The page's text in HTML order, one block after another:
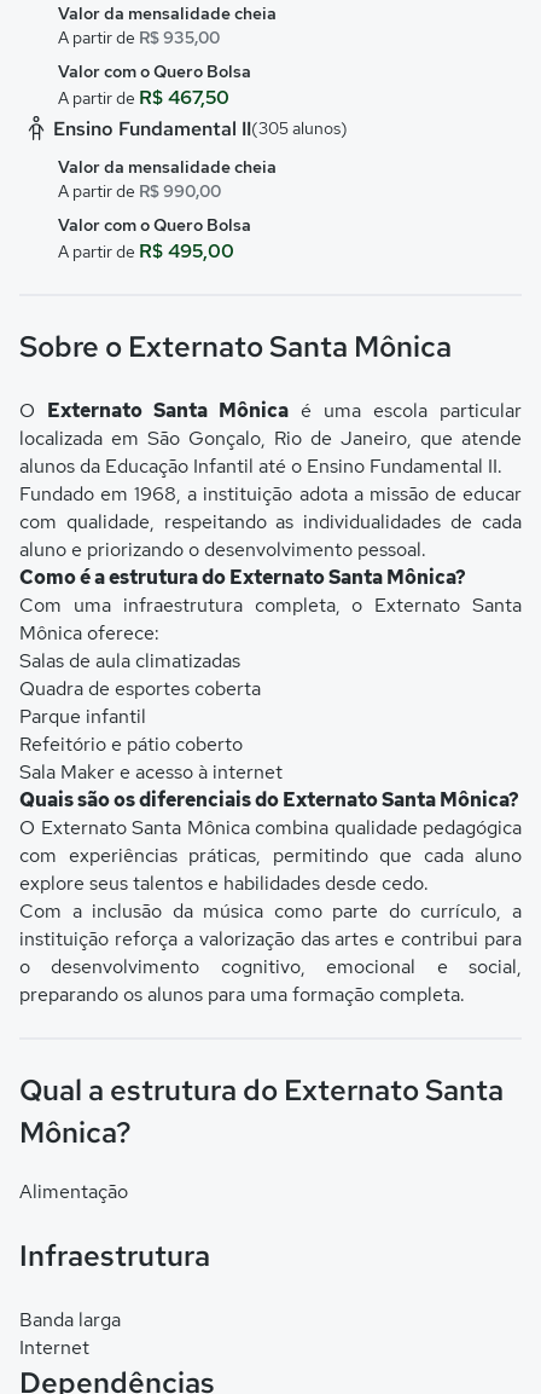
Valor da mensalidade cheia
A partir de R$ 935,00
Valor com o Quero Bolsa
A partir de R$ 467,50
Ensino Fundamental II(305 alunos)
Valor da mensalidade cheia
A partir de R$ 990,00
Valor com o Quero Bolsa
A partir de R$ 495,00
Sobre o Externato Santa Mônica
O Externato Santa Mônica é uma escola particular
localizada em São Gonçalo, Rio de Janeiro, que atende
alunos da Educação Infantil até o Ensino Fundamental II.
Fundado em 1968, a instituição adota a missão de educar
com qualidade, respeitando as individualidades de cada
aluno e priorizando o desenvolvimento pessoal.
Como é a estrutura do Externato Santa Mônica?
Com uma infraestrutura completa, o Externato Santa
Mônica oferece:
Salas de aula climatizadas
Quadra de esportes coberta
Parque infantil
Refeitório e pátio coberto
Sala Maker e acesso à internet
Quais são os diferenciais do Externato Santa Mônica?
O Externato Santa Mônica combina qualidade pedagógica
com experiências práticas, permitindo que cada aluno
explore seus talentos e habilidades desde cedo.
Com a inclusão da música como parte do currículo, a
instituição reforça a valorização das artes e contribui para
o desenvolvimento cognitivo, emocional e social,
preparando os alunos para uma formação completa.
Qual a estrutura do Externato Santa
Mônica?
Alimentação
Infraestrutura
Banda larga
Internet
Dependências